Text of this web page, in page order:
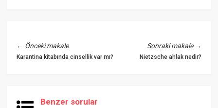
← Önceki makale
Karantina kitabında cinsellik var mı?
Sonraki makale→
Nietzsche ahlak nedir?
Benzer sorular